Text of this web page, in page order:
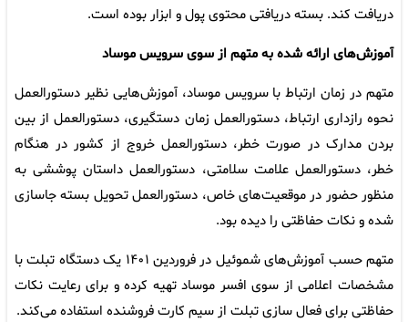
دریافت کند. بسته دریافتی محتوی پول و ابزار بوده است.
آموزش‌های ارائه شده به متهم از سوی سرویس موساد
متهم در زمان ارتباط با سرویس موساد، آموزش‌هایی نظیر دستورالعمل
نحوه رازداری ارتباط، دستورالعمل زمان دستگیری، دستورالعمل از بین
بردن مدارک در صورت خطر، دستورالعمل خروج از کشور در هنگام
خطر، دستورالعمل علامت سلامتی، دستورالعمل داستان پوششی به
منظور حضور در موقعیت‌های خاص، دستورالعمل تحویل بسته جاسازی
شده و نکات حفاظتی را دیده بود.
متهم حسب آموزش‌های شموئیل در فروردین ۱۴۰۱ یک دستگاه تبلت با
مشخصات اعلامی از سوی افسر موساد تهیه کرده و برای رعایت نکات
حفاظتی برای فعال سازی تبلت از سیم کارت فروشنده استفاده می‌کند.